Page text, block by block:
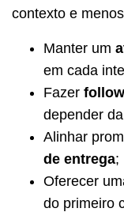
contexto e
Manter um
em cada
Fazer
depender
Alinhar
de entrega;
Oferecer
do primeiro